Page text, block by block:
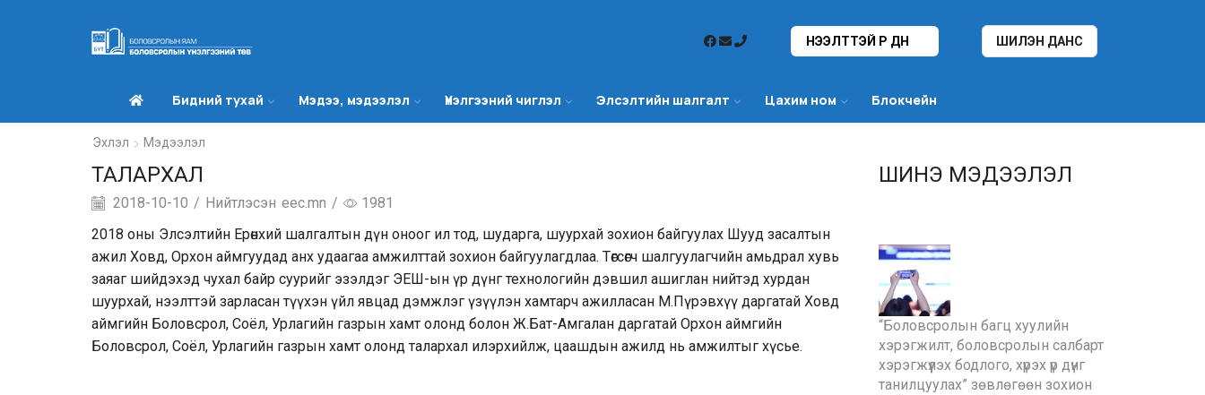
НЭЭЛТТЭЙ ҮР ДҮН ШИЛЭН ДАНС
Бидний тухай Мэдээ, мэдээлэл Үнэлгээний чиглэл Элсэлтийн шалгалт Цахим ном Блокчейн
Эхлэл Мэдээлэл
ТАЛАРХАЛ
2018-10-10 / Нийтлэсэн eec.mn /
1981
2018 оны Элсэлтийн Ерөнхий шалгалтын дүн оноог ил тод, шударга, шуурхай зохион байгуулах Шууд засалтын
ажил Ховд, Орхон аймгуудад анх удаагаа амжилттай зохион байгуулагдлаа. Төгсөгч шалгуулагчийн амьдрал хувь
заяаг шийдэхэд чухал байр суурийг эзэлдэг ЭЕШ-ын үр дүнг технологийн дэвшил ашиглан нийтэд хурдан
шуурхай, нээлттэй зарласан түүхэн үйл явцад дэмжлэг үзүүлэн хамтарч ажилласан М.Пүрэвхүү даргатай Ховд
аймгийн Боловсрол, Соёл, Урлагийн газрын хамт олонд болон Ж.Бат-Амгалан даргатай Орхон аймгийн
Боловсрол, Соёл, Урлагийн газрын хамт олонд талархал илэрхийлж, цаашдын ажилд нь амжилтыг хүсье.
ШИНЭ МЭДЭЭЛЭЛ
“Боловсролын багц хуулийн
хэрэгжилт, боловсролын салбарт
хэрэгжүүлэх бодлого, хүрэх үр дүнг
танилцуулах” зөвлөгөөн зохион